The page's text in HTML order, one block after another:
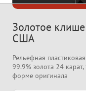
Золотое
США
Рельефная
99.9% золота 24
форме оригинала